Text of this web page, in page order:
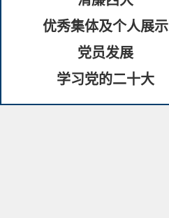
优秀集体及个人展示
党员发展
学习党的二十大